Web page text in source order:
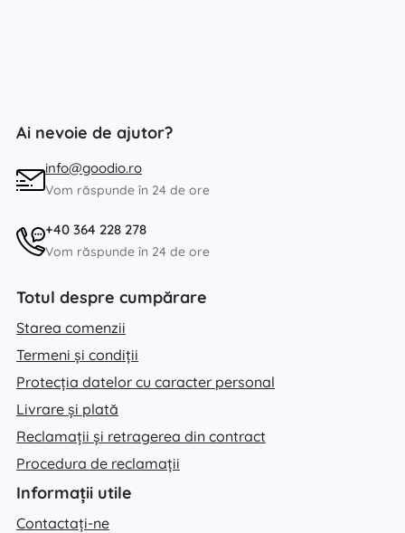
Ai nevoie de ajutor?
info@goodio.ro
Vom răspunde în 24 de ore
+40 364 228 278
Vom răspunde în 24 de ore
Totul despre cumpărare
Starea comenzii
Termeni și condiții
Protecția datelor cu caracter personal
Livrare și plată
Reclamații și retragerea din contract
Procedura de reclamații
Informații utile
Contactați-ne